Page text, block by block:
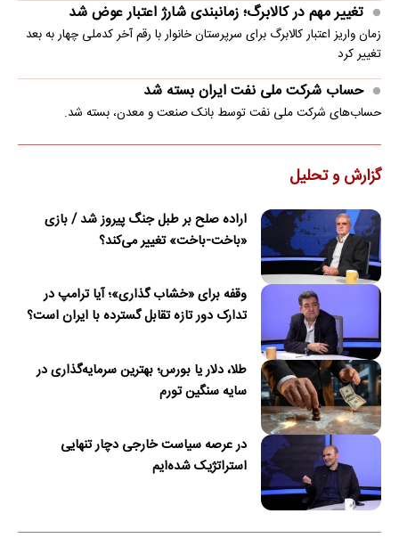
تغییر مهم در کالابرگ؛ زمانبندی‌ شارژ اعتبار عوض شد
زمان واریز اعتبار کالابرگ برای سرپرستان خانوار با رقم آخر کدملی چهار به بعد
تغییر کرد
حساب‌ شرکت ملی نفت ایران بسته شد
حساب‌های شرکت ملی نفت توسط بانک صنعت و معدن، بسته شد.
گزارش و تحلیل
اراده صلح بر طبل جنگ پیروز شد / بازی
«باخت-باخت» تغییر می‌کند؟
وقفه برای «خشاب گذاری»؛ آیا ترامپ در
تدارک دور تازه تقابل گسترده با ایران است؟
طلا، دلار یا بورس؛ بهترین سرمایه‌گذاری در
سایه سنگین تورم
در عرصه سیاست خارجی دچار تنهایی
استراتژیک شده‌ایم